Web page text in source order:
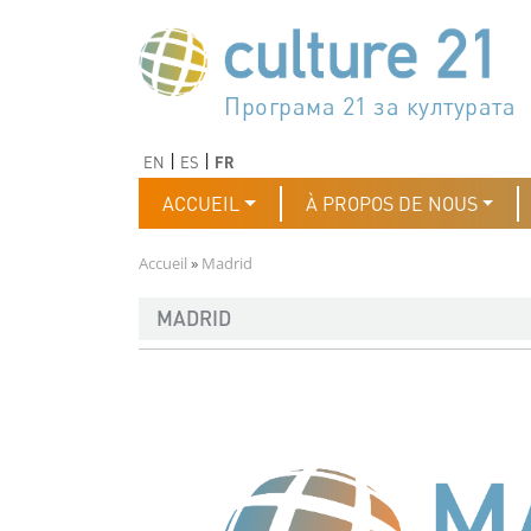
جدول أعمال القرن 21 للثقافة
Програма 21 за културата
Agenda 21 de la cultura
Agjenda 21 për kulturë
Agenda 21 van cultuur
Agenda 21 for culture
Kulturaren Agenda 21
Agenda 21 de la culture
Axenda 21 da cultura
Agenda 21 für Kultur
Agenda 21 della cultura
文化のためのアジェンダ21
دستورکار 21 برای فرهنگ
Agenda 21 dla kultury
Agenda 21 da cultura
Повестка дня 21 для
Agenda 21 za kulturu
Agenda 21 de la cultura
Agenda 21 för kulturen
Kültür için Gündem 21
Порядок денний 21 для
EN ES FR
Navigation principale
ACCUEIL À PROPOS DE NOUS
Fil d'Ariane
Accueil Madrid
MADRID